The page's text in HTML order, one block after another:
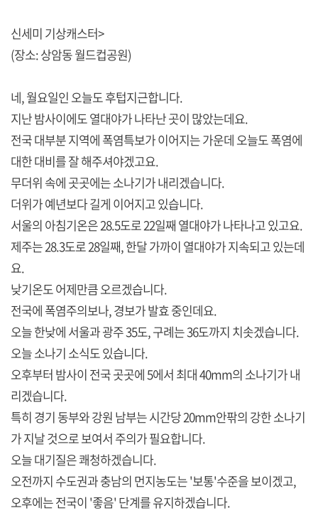
신세미 기상캐스터>
(장소: 상암동 월드컵공원)
네, 월요일인 오늘도 후텁지근합니다.
지난 밤사이에도 열대야가 나타난 곳이 많았는데요.
전국 대부분 지역에 폭염특보가 이어지는 가운데 오늘도 폭염에
대한 대비를 잘 해주셔야겠고요.
무더위 속에 곳곳에는 소나기가 내리겠습니다.
더위가 예년보다 길게 이어지고 있습니다.
서울의 아침기온은 28.5도로 22일째 열대야가 나타나고 있고요.
제주는 28.3도로 28일째, 한달 가까이 열대야가 지속되고 있는데
요.
낮기온도 어제만큼 오르겠습니다.
전국에 폭염주의보나, 경보가 발효 중인데요.
오늘 한낮에 서울과 광주 35도, 구례는 36도까지 치솟겠습니다.
오늘 소나기 소식도 있습니다.
오후부터 밤사이 전국 곳곳에 5에서 최대 40mm의 소나기가 내
리겠습니다.
특히 경기 동부와 강원 남부는 시간당 20mm안팎의 강한 소나기
가 지날 것으로 보여서 주의가 필요합니다.
오늘 대기질은 쾌청하겠습니다.
오전까지 수도권과 충남의 먼지농도는 '보통'수준을 보이겠고,
오후에는 전국이 '좋음' 단계를 유지하겠습니다.